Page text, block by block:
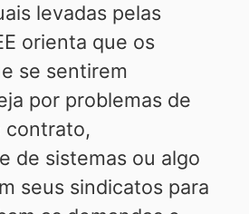
levadas pelas
orienta que os
se sentirem
por problemas de
contrato,
de sistemas ou algo
seus sindicatos para